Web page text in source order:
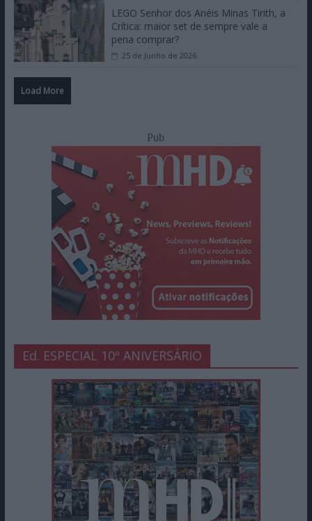
LEGO Senhor dos Anéis Minas Tirith, a
Crítica: maior set de sempre vale a
pena comprar?
25 de Junho de 2026
Load More
Pub
Ed. ESPECIAL 10º ANIVERSÁRIO